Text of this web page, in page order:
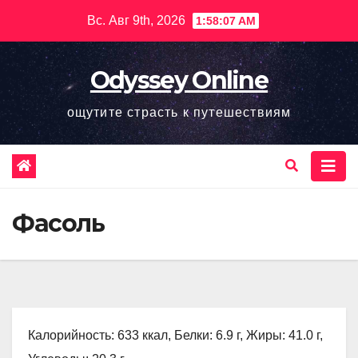
содержимому
Вс. Авг 9th, 2026 1:58:08 AM
Odyssey Online
ощутите страсть к путешествиям
Фасоль
Калорийность: 633 ккал, Белки: 6.9 г, Жиры: 41.0 г,